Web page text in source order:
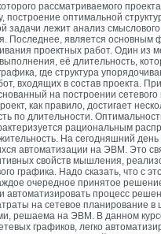
рассматриваемого
построение оптимальной
задачи лежит анализ
Последнее, является
проектных работ. Один из
её длительность,
где структура
входящих в состав проекта.
на построении
как правило, достигает
по длительности.
рациональным
На сегодняшний
автоматизации на ЭВМ. Это
свойств мышления,
графика. Надо сказать, что с
очередное принятое
автоматизировать процесс
на сетевое планирование
решаема на ЭВМ. В данном
графиков, легко